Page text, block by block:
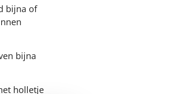
bijna of
bijna
holletje